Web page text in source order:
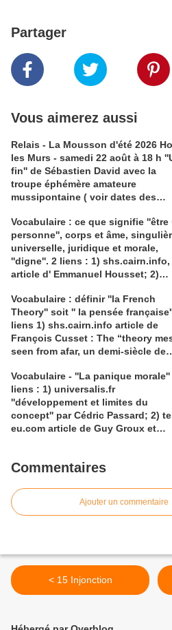
Partager
Vous aimerez aussi
Relais - La Mousson d'été 2026
les Murs - samedi 22 août à 18 h ''Une
fin'' de Sébastien David avec la
troupe éphémère amateure
mussipontaine ( voir dates des
dramaturgie Lola Molina à
Saint-Laurent, Pont-à-Mousson 2
liens : 1) lien meec.org; 2)
lemeac.com
Vocabulaire : ce que signifie ''être
personne'', corps et âme,
universelle, juridique et morale,
''digne''. 2 liens : 1) shs.cairn.info,
article d' Emmanuel Housset; 2)
Julian Roche
Vocabulaire : définir ''la French
Theory'' soit '' la pensée française'' 2
liens 1) shs.cairn.info article de
François Cusset : The “theory
seen from afar, un demi-siècle de
tracts.gallimard.fr ''La haine de
l'émancipation...'', François Cusset
Vocabulaire - ''La panique morale'' 4
liens : 1) universalis.fr
''développement et limites du
concept'' par Cédric Passard; 2)
eu.com article de Guy Groux et
pour le compte rendu d'Arnaud
''la panique morale'';4)
Pierre De Visscher : ''Craintes,
Commentaires
Ajouter un commentaire
< 15 Injonction